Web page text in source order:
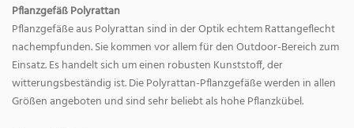
Pflanzgefäß Polyrattan
Pflanzgefäße aus Polyrattan sind in der Optik echtem Rattangeflecht
nachempfunden. Sie kommen vor allem für den Outdoor-Bereich zum
Einsatz. Es handelt sich um einen robusten Kunststoff, der
witterungsbeständig ist. Die Polyrattan-Pflanzgefäße werden in allen
Größen angeboten und sind sehr beliebt als hohe Pflanzkübel.